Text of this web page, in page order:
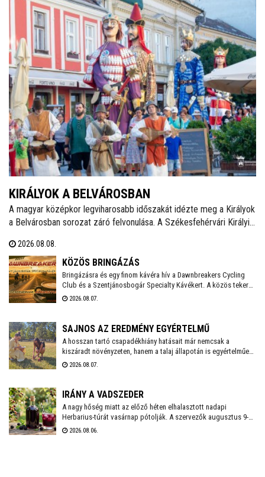
KIRÁLYOK A BELVÁROSBAN
A magyar középkor legviharosabb időszakát idézte meg a Királyok
a Belvárosban sorozat záró felvonulása. A Székesfehérvári Királyi
herceg, II. (Vak) Béla, Salamon király és III. András óriásbábjai
vonultak végig a Fő utcán.
2026.08.08.
KÖZÖS BRINGÁZÁS
Bringázásra és egy finom kávéra hív a Dawnbreakers Cycling
Club és a Szentjánosbogár Specialty Kávékert. A közös tekerés
augusztus 8-án, szombaton reggel 8.00 órakor indul a Liszt
2026.08.07.
SAJNOS AZ EREDMÉNY EGYÉRTELMŰ
A hosszan tartó csapadékhiány hatásait már nemcsak a
kiszáradt növényzeten, hanem a talaj állapotán is egyértelműen
mérni lehet. A Városgondnokság szakemberei talajnedvesség-
jelenlegi helyzetről.
2026.08.07.
IRÁNY A VADSZEDER
A nagy hőség miatt az előző héten elhalasztott nadapi
Herbarius-túrát vasárnap pótolják. A szervezők augusztus 9-én
várnak mindenkit, aki szívesen csatlakozna a programhoz, hogy
2026.08.06.